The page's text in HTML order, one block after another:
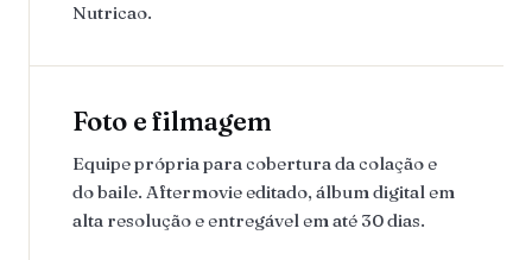
Nutricao.
Foto e filmagem
Equipe própria para cobertura da colação e
do baile. Aftermovie editado, álbum digital em
alta resolução e entregável em até 30 dias.